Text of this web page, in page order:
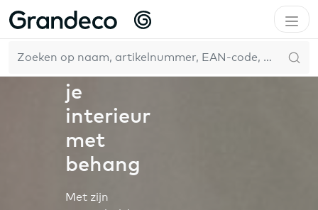
Transformeer
je
interieur
met
behang
Met zijn